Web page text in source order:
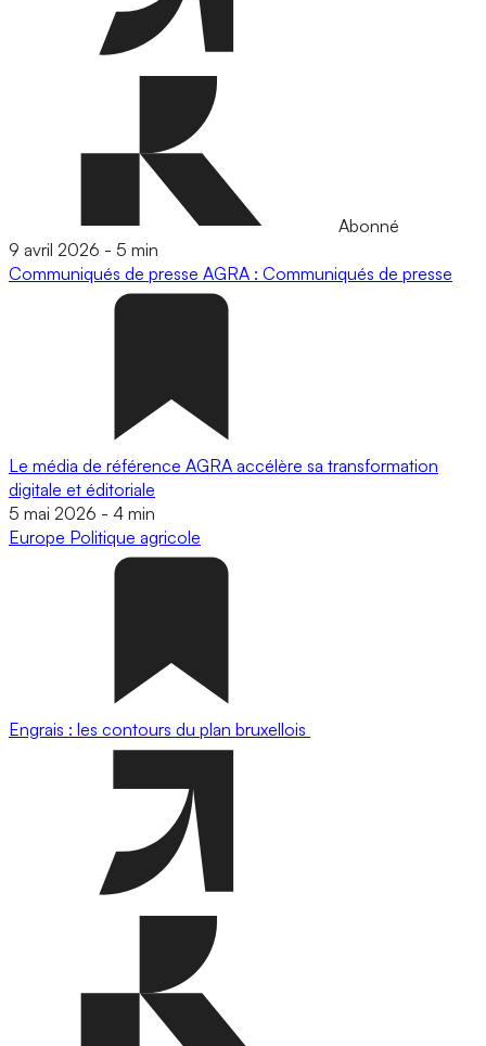
Abonné
9 avril 2026 - 5 min
Communiqués de presse AGRA : Communiqués de presse
Le média de référence AGRA accélère sa transformation
digitale et éditoriale
5 mai 2026 - 4 min
Europe Politique agricole
Engrais : les contours du plan bruxellois